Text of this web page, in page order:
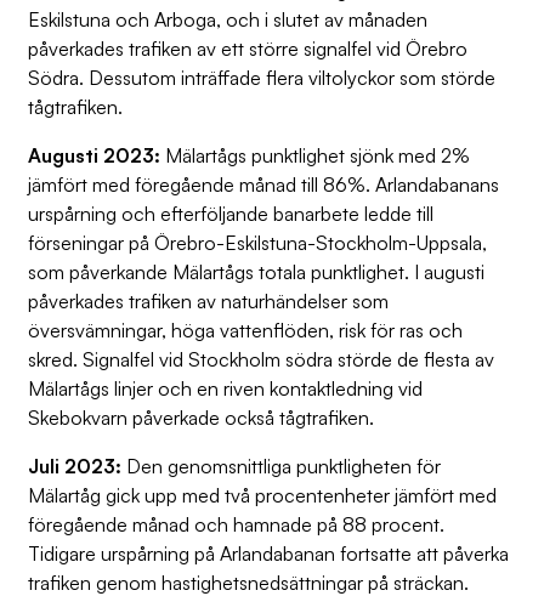
Eskilstuna och Arboga, och i slutet av månaden
påverkades trafiken av ett större signalfel vid Örebro
Södra. Dessutom inträffade flera viltolyckor som störde
tågtrafiken.
Augusti 2023: Mälartågs punktlighet sjönk med 2%
jämfört med föregående månad till 86%. Arlandabanans
urspårning och efterföljande banarbete ledde till
förseningar på Örebro-Eskilstuna-Stockholm-Uppsala,
som påverkande Mälartågs totala punktlighet. I augusti
påverkades trafiken av naturhändelser som
översvämningar, höga vattenflöden, risk för ras och
skred. Signalfel vid Stockholm södra störde de flesta av
Mälartågs linjer och en riven kontaktledning vid
Skebokvarn påverkade också tågtrafiken.
Juli 2023: Den genomsnittliga punktligheten för
Mälartåg gick upp med två procentenheter jämfört med
föregående månad och hamnade på 88 procent.
Tidigare urspårning på Arlandabanan fortsatte att påverka
trafiken genom hastighetsnedsättningar på sträckan.